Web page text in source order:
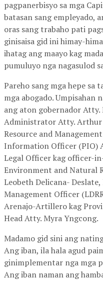
pagpanerbisyo sa mga
batasan sang empleyado,
oras sang trabaho pati
ginisaisa gid ini himay-
ihatag ang maayo kag
pumuluyo nga nagasulod
Pareho sang mga hepe sa
mga abogado. Umpisahan
ang aton gobernador
Administrator Atty. Arthur
Resource and
Information Officer (PIO)
Legal Officer kag officer-
Environment and Natural
Leobeth Delicana-
Management Officer
Arenajo-Artillero kag
Head Atty. Myra Yngcong.
Madamo gid sini ang
Ang iban, ila hala agud
ginimplementar nga mga
Ang iban naman ang